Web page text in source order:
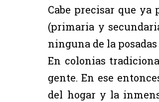
Cabe precisar que ya
(primaria y
ninguna de la
En colonias
gente. En ese
del hogar y la